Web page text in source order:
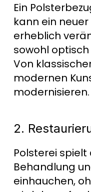
Ein
kann ein
erheblich
sowohl
Von
modernen
modernisieren.
2.
Polsterei
Behandlung
einhauchen,